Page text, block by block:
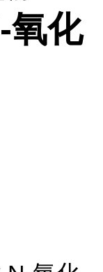
氧化